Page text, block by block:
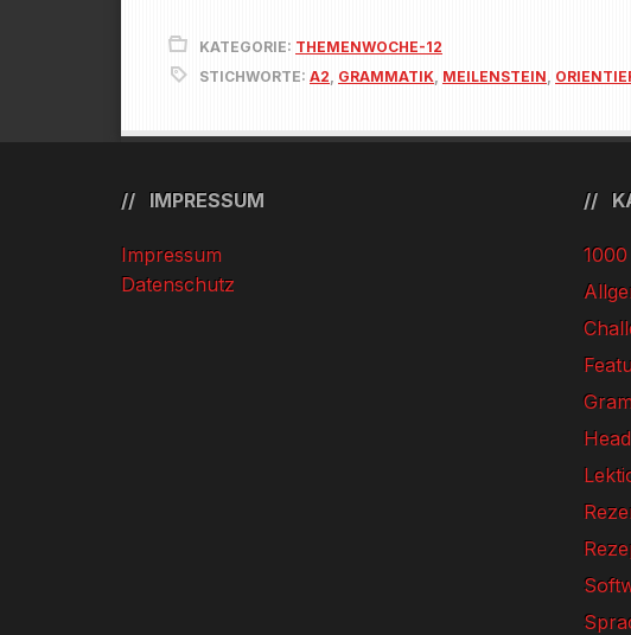
KATEGORIE: THEMENWOCHE-12
STICHWORTE: A2, GRAMMATIK, MEILENSTEIN,
IMPRESSUM
Impressum
Datenschutz